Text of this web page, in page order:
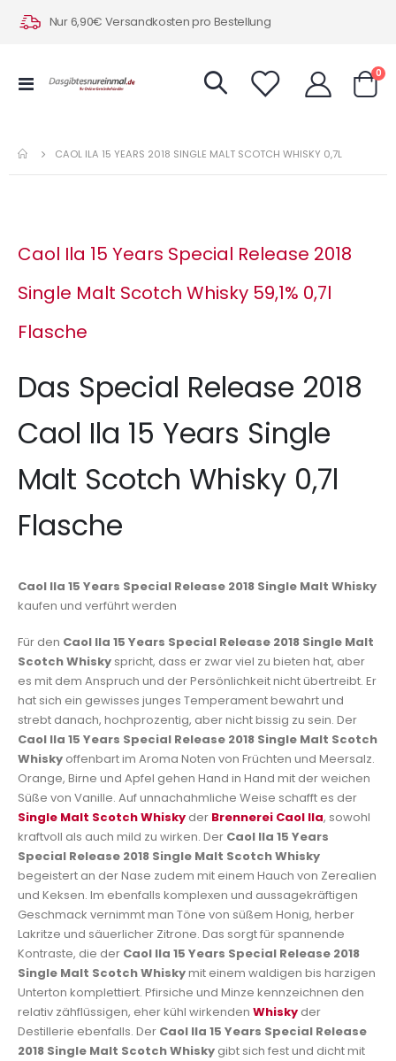
Nur 6,90€ Versandkosten pro Bestellung
Navigation
0
CAOL ILA 15 YEARS 2018 SINGLE MALT SCOTCH WHISKY 0,7L
Caol Ila 15 Years Special Release 2018
Single Malt Scotch Whisky 59,1% 0,7l
Flasche
Das Special Release 2018
Caol Ila 15 Years Single
Malt Scotch Whisky 0,7l
Flasche
Caol Ila 15 Years Special Release 2018 Single Malt Whisky
kaufen und verführt werden
Für den Caol Ila 15 Years Special Release 2018 Single Malt
Scotch Whisky spricht, dass er zwar viel zu bieten hat, aber
es mit dem Anspruch und der Persönlichkeit nicht übertreibt. Er
hat sich ein gewisses junges Temperament bewahrt und
strebt danach, hochprozentig, aber nicht bissig zu sein. Der
Caol Ila 15 Years Special Release 2018 Single Malt Scotch
Whisky offenbart im Aroma Noten von Früchten und Meersalz.
Orange, Birne und Apfel gehen Hand in Hand mit der weichen
Süße von Vanille. Auf unnachahmliche Weise schafft es der
Single Malt Scotch Whisky der Brennerei Caol Ila, sowohl
kraftvoll als auch mild zu wirken. Der Caol Ila 15 Years
Special Release 2018 Single Malt Scotch Whisky
begeistert an der Nase zudem mit einem Hauch von Zerealien
und Keksen. Im ebenfalls komplexen und aussagekräftigen
Geschmack vernimmt man Töne von süßem Honig, herber
Lakritze und säuerlicher Zitrone. Das sorgt für spannende
Kontraste, die der Caol Ila 15 Years Special Release 2018
Single Malt Scotch Whiskymit einem waldigen bis harzigen
Unterton komplettiert. Pfirsiche und Minze kennzeichnen den
relativ zähflüssigen, eher kühl wirkenden Whisky der
Destillerie ebenfalls. Der Caol Ila 15 Years Special Release
2018 Single Malt Scotch Whisky gibt sich fest und dicht mit